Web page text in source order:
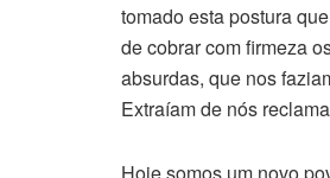
tomado esta postura
de cobrar com firmeza
absurdas, que nos
Extraíam de nós